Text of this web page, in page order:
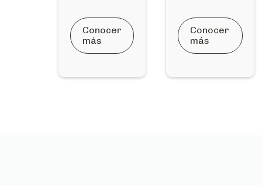
Conocer
más
Conocer
más